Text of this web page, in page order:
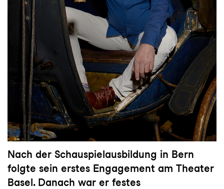
Nach der Schauspielausbildung in Bern
folgte sein erstes Engagement am Theater
Basel. Danach war er festes